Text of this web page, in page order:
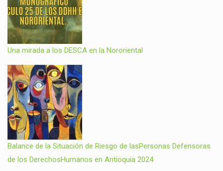
Una mirada a los DESCA en la Nororiental
Balance de la Situación de Riesgo de lasPersonas Defensoras
de los DerechosHumanos en Antioquia 2024